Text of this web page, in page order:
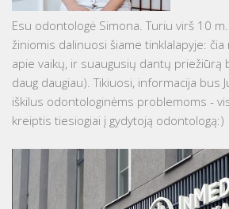
Esu odontologė Simona. Turiu virš 10
žiniomis dalinuosi šiame tinklalapyje:
apie vaikų, ir suaugusių dantų priežiūrą
daug daugiau). Tikiuosi, informacija bus
iškilus odontologinėms problemoms -
kreiptis tiesiogiai į gydytoją odontologą:)